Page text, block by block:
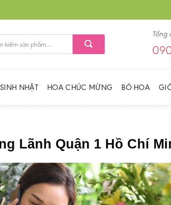
Tổng
NHẬT HOA CHÚC MỪNG BÓ HOA
Lãnh Quận 1 Hồ Chí